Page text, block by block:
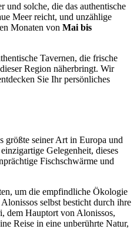
und solche, die das authentische
Meer reicht, und unzählige
Monaten von Mai bis
Tavernen, die frische
Region näherbringt. Wir
Sie Ihr persönliches
größte seiner Art in Europa und
Gelegenheit, dieses
Fischschwärme und
um die empfindliche Ökologie
selbst besticht durch ihre
dem Hauptort von Alonissos,
Reise in eine unberührte Natur,